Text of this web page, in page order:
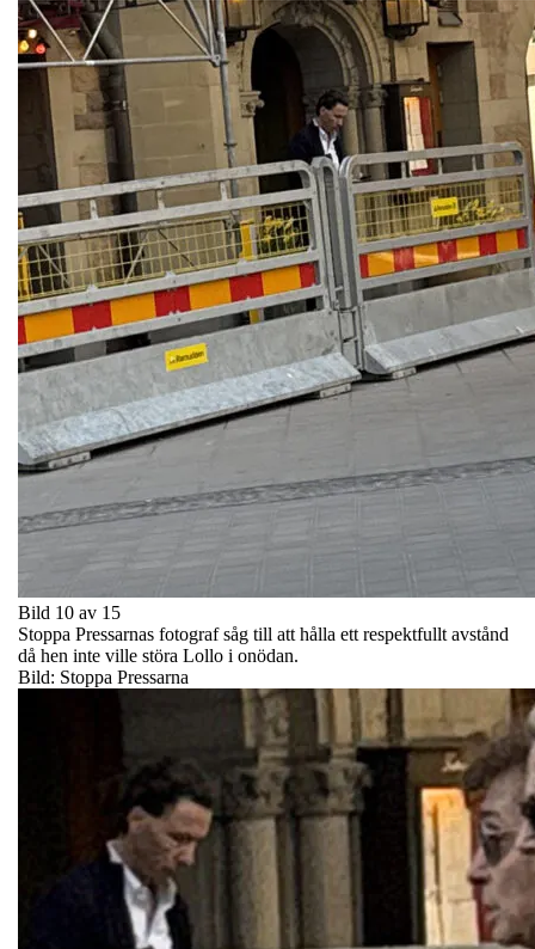
Bild 10 av 15
Stoppa Pressarnas fotograf såg till att hålla ett respektfullt avstånd
då hen inte ville störa Lollo i onödan.
Bild: Stoppa Pressarna